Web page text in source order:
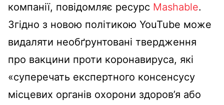
компанії, повідомляє ресурс Mashable.
Згідно з новою політикою YouTube може
видаляти необґрунтовані твердження
про вакцини проти коронавируса, які
«суперечать експертного консенсусу
місцевих органів охорони здоров’я або